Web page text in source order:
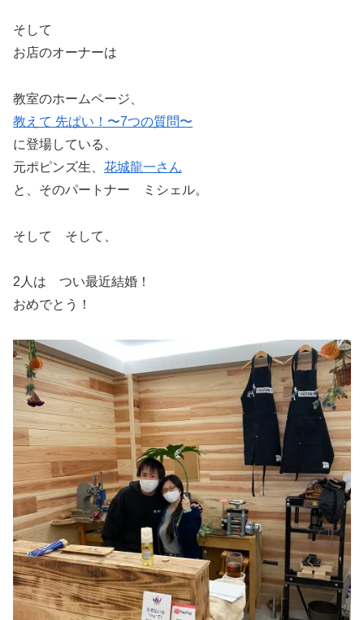
そして
お店のオーナーは
教室のホームページ、
教えて 先ぱい！〜7つの質問〜
に登場している、
元ポピンズ生、 花城龍一さん
と、そのパートナー ミシェル。
そして そして、
2人は つい最近結婚！
おめでとう！